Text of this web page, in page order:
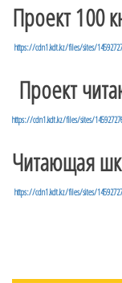
Проект 100
https://cdn1.kdt.kz/files/sites/
Проект
https://cdn1.kdt.kz/files/sites/
Читающая
https://cdn1.kdt.kz/files/sites/